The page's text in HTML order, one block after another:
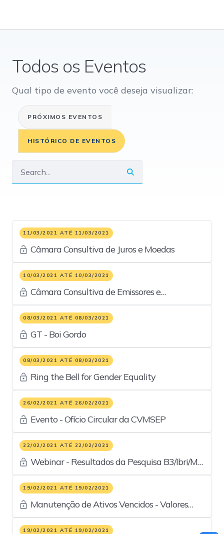
Todos os Eventos
Qual tipo de evento você deseja visualizar:
PRÓXIMOS EVENTOS
HISTÓRICO DE EVENTOS
11/03/2021 ATÉ 11/03/2021
Câmara Consultiva de Juros e Moedas
10/03/2021 ATÉ 10/03/2021
Câmara Consultiva de Emissores e
Estruturadores de Ofertas
08/03/2021 ATÉ 08/03/2021
GT - Boi Gordo
08/03/2021 ATÉ 08/03/2021
Ring the Bell for Gender Equality
26/02/2021 ATÉ 26/02/2021
Evento - Ofício Circular da CVMSEP
22/02/2021 ATÉ 22/02/2021
Webinar - Resultados da Pesquisa B3/Ibri/MZ
Group
19/02/2021 ATÉ 19/02/2021
Manutenção de Ativos Vencidos - Valores
Mobiliários - Go Live
19/02/2021 ATÉ 19/02/2021